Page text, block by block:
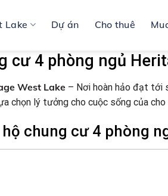
Lake Dự án Cho thuê
cư 4 phòng ngủ
West Lake– Nơi hoàn hảo đạt tới
chọn lý tưởng cho cuộc sống của cho
chung cư 4 phòng